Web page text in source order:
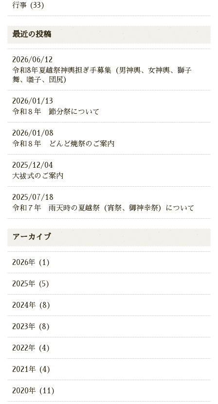
行事 (33)
最近の投稿
2026/06/12
令和8年夏越祭神輿担ぎ手募集（男神輿、女神輿、獅子
舞、囃子、団尻）
2026/01/13
令和８年 節分祭について
2026/01/08
令和８年 どんど焼祭のご案内
2025/12/04
大祓式のご案内
2025/07/18
令和７年 雨天時の夏越祭（宵祭、御神幸祭）について
アーカイブ
2026年 (1)
2025年 (5)
2024年 (8)
2023年 (8)
2022年 (4)
2021年 (4)
2020年 (11)